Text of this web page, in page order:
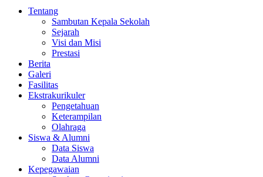
Tentang
Sambutan Kepala Sekolah
Sejarah
Visi dan Misi
Prestasi
Berita
Galeri
Fasilitas
Ekstrakurikuler
Pengetahuan
Keterampilan
Olahraga
Siswa & Alumni
Data Siswa
Data Alumni
Kepegawaian